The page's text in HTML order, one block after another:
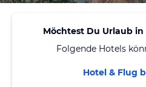
Möchtest Du Urlaub
Folgende Hotels
Hotel & Flug